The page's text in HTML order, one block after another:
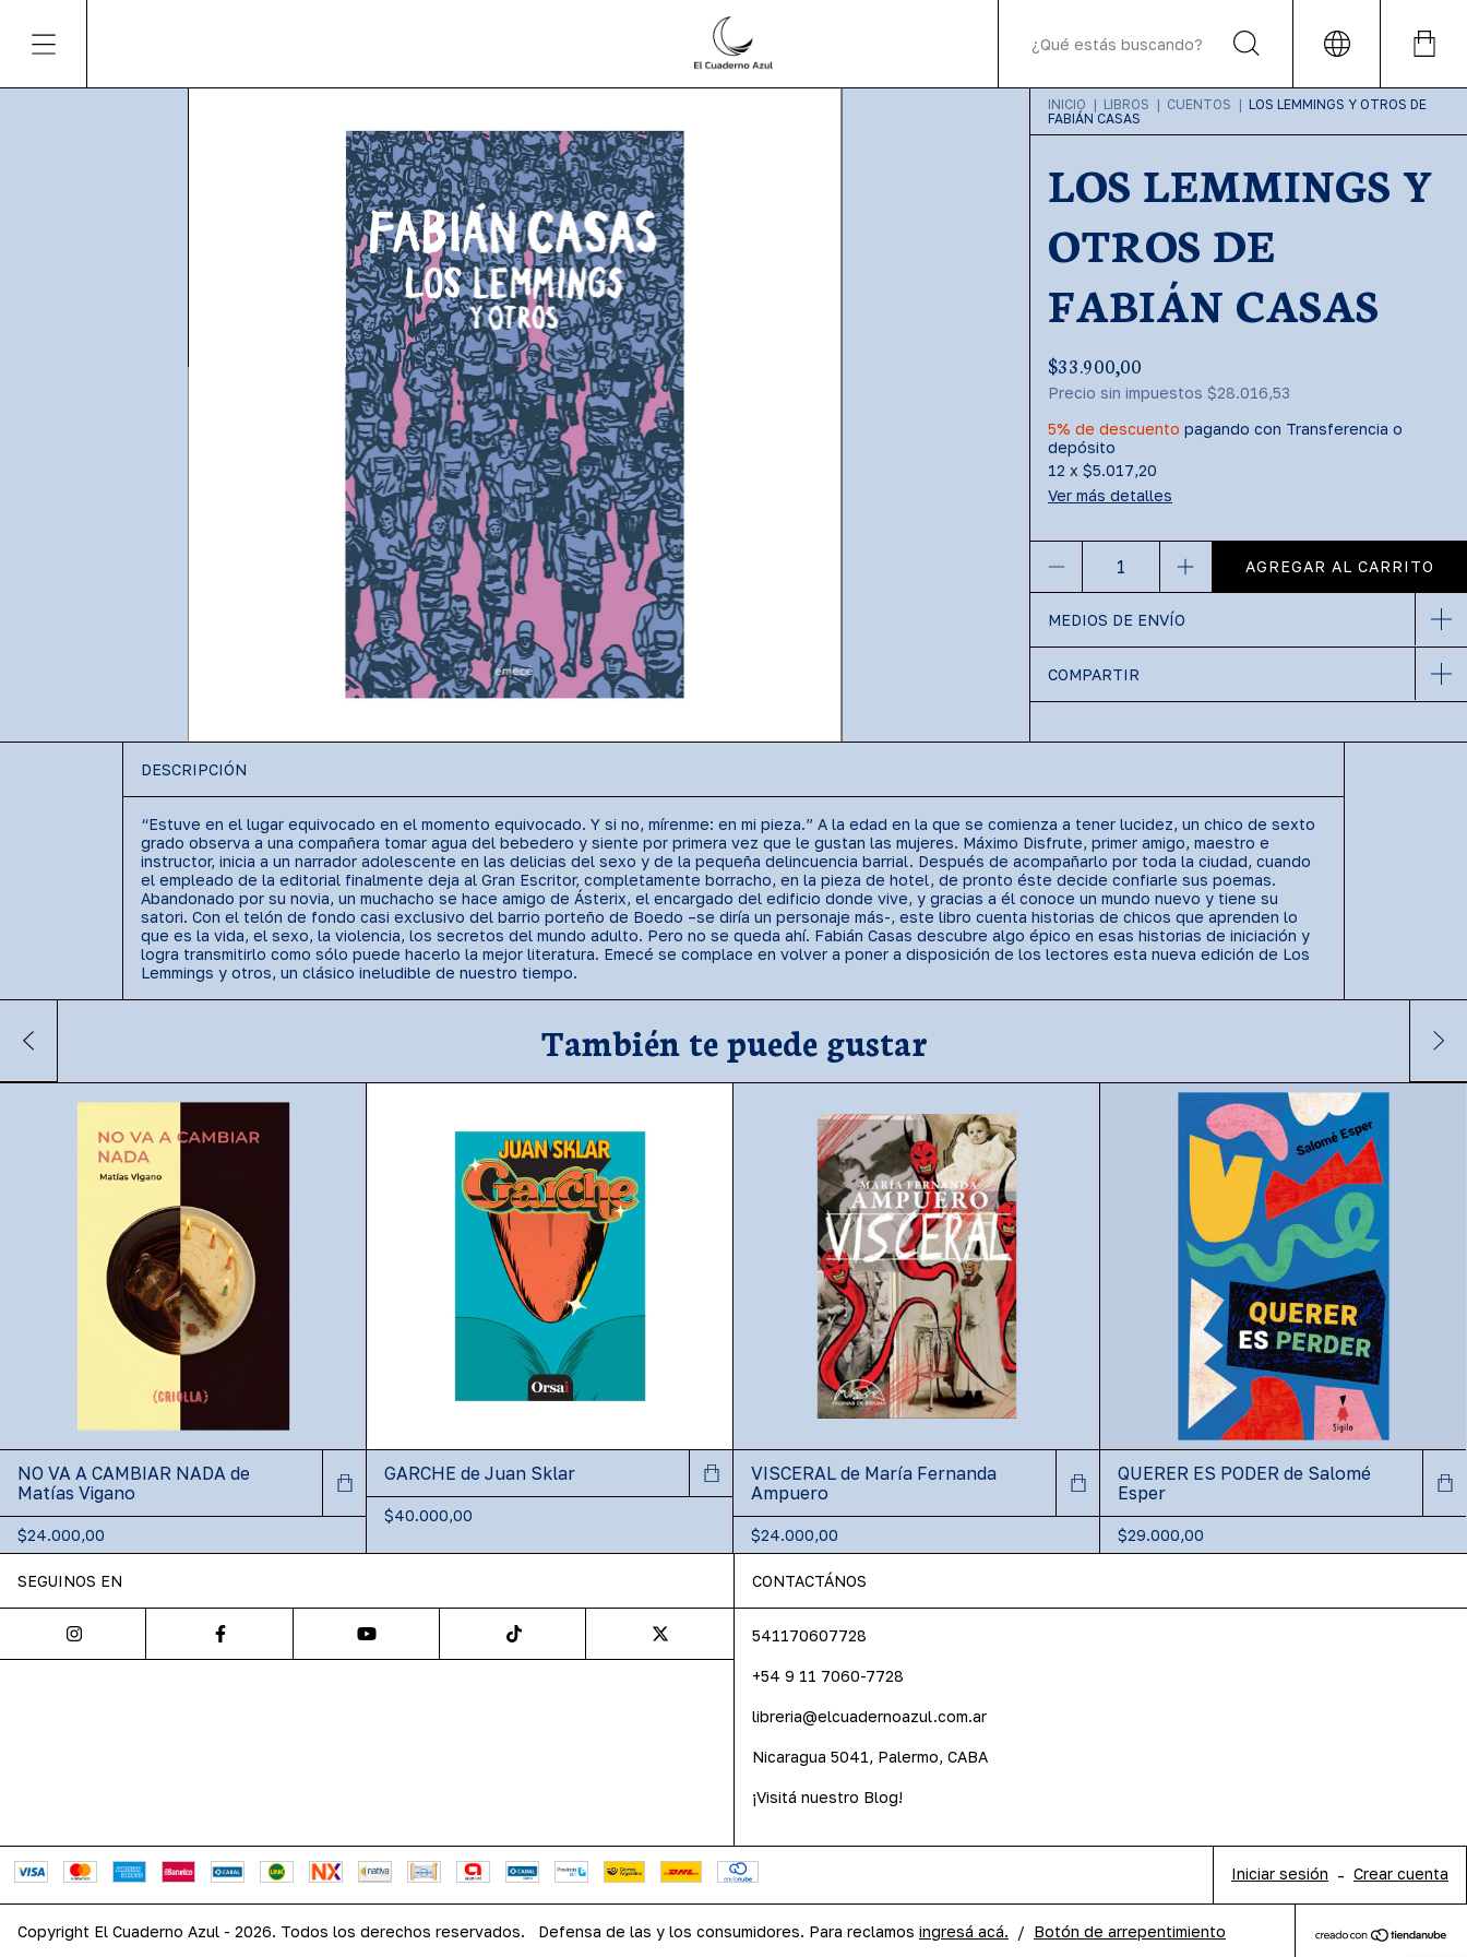
INICIO | LIBROS | CUENTOS | LOS LEMMINGS Y OTROS DE
FABIÁN CASAS
LOS LEMMINGS Y
OTROS DE
FABIÁN CASAS
$33.900,00
Precio sin impuestos $28.016,53
5% de descuento pagando con Transferencia o
depósito
12 x $5.017,20
Ver más detalles
MEDIOS DE ENVÍO
COMPARTIR
DESCRIPCIÓN
“Estuve en el lugar equivocado en el momento equivocado. Y si no, mírenme: en mi pieza.” A la edad en la que se comienza a tener lucidez, un chico de sexto
grado observa a una compañera tomar agua del bebedero y siente por primera vez que le gustan las mujeres. Máximo Disfrute, primer amigo, maestro e
instructor, inicia a un narrador adolescente en las delicias del sexo y de la pequeña delincuencia barrial. Después de acompañarlo por toda la ciudad, cuando
el empleado de la editorial finalmente deja al Gran Escritor, completamente borracho, en la pieza de hotel, de pronto éste decide confiarle sus poemas.
Abandonado por su novia, un muchacho se hace amigo de Ásterix, el encargado del edificio donde vive, y gracias a él conoce un mundo nuevo y tiene su
satori. Con el telón de fondo casi exclusivo del barrio porteño de Boedo –se diría un personaje más-, este libro cuenta historias de chicos que aprenden lo
que es la vida, el sexo, la violencia, los secretos del mundo adulto. Pero no se queda ahí. Fabián Casas descubre algo épico en esas historias de iniciación y
logra transmitirlo como sólo puede hacerlo la mejor literatura. Emecé se complace en volver a poner a disposición de los lectores esta nueva edición de Los
Lemmings y otros, un clásico ineludible de nuestro tiempo.
También te puede gustar
NO VA A CAMBIAR NADA de
Matías Vigano
$24.000,00
GARCHE de Juan Sklar
$40.000,00
VISCERAL de María Fernanda
Ampuero
$24.000,00
QUERER ES PODER de Salomé
Esper
$29.000,00
SEGUINOS EN CONTACTÁNOS
541170607728
+54 9 11 7060-7728
libreria@elcuadernoazul.com.ar
Nicaragua 5041, Palermo, CABA
¡Visitá nuestro Blog!
Iniciar sesión - Crear cuenta
Copyright El Cuaderno Azul - 2026. Todos los derechos reservados. Defensa de las y los consumidores. Para reclamos ingresá acá. / Botón de arrepentimiento